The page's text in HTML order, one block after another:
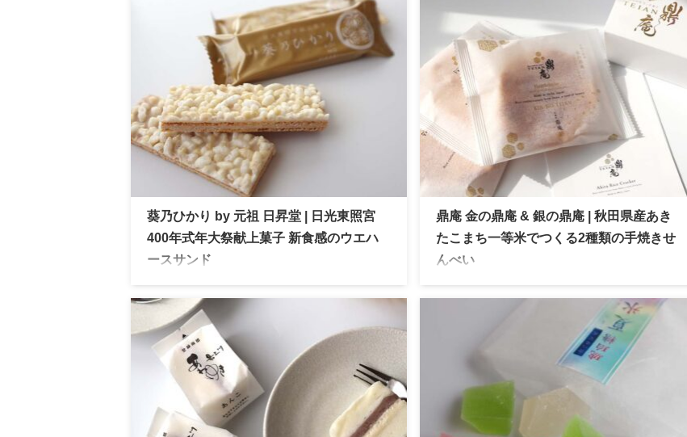
味を閉じ込めた味わいそのままに、カジュアル
テイストなおみやげのおすすめ
は話題の琥珀糖。購入できる店舗や通販情報を
ご紹介！
葵乃ひかり by 元祖 日昇堂 | 日光東照宮
400年式年大祭献上菓子 新食感のウエハ
ースサンド
五穀豊穣を願い栃木県産コシヒカリを使用した
新食感のウエハースサンド
鼎庵 金の鼎庵 & 銀の鼎庵 | 秋田県産あき
たこまち一等米でつくる2種類の手焼きせ
んべい
本店の味噌醤油を使用した極上の手焼きせんべ